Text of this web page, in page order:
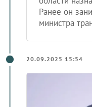
Ранее он
министра
20.09.2025 15:54